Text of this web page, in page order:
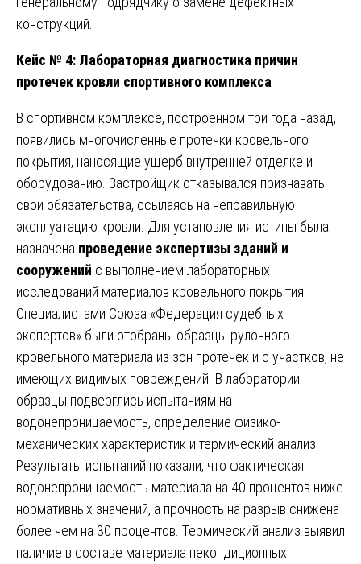
конструкций.
Кейс № 4: Лабораторная диагностика причин
протечек кровли спортивного комплекса
В спортивном комплексе, построенном три года назад,
появились многочисленные протечки кровельного
покрытия, наносящие ущерб внутренней отделке и
оборудованию. Застройщик отказывался признавать
свои обязательства, ссылаясь на неправильную
эксплуатацию кровли. Для установления истины была
назначена проведение экспертизы зданий и
сооружений с выполнением лабораторных
исследований материалов кровельного покрытия.
Специалистами Союза «Федерация судебных
экспертов» были отобраны образцы рулонного
кровельного материала из зон протечек и с участков, не
имеющих видимых повреждений. В лаборатории
образцы подверглись испытаниям на
водонепроницаемость, определение физико-
механических характеристик и термический анализ.
Результаты испытаний показали, что фактическая
водонепроницаемость материала на 40 процентов ниже
нормативных значений, а прочность на разрыв снижена
более чем на 30 процентов. Термический анализ выявил
наличие в составе материала некондиционных